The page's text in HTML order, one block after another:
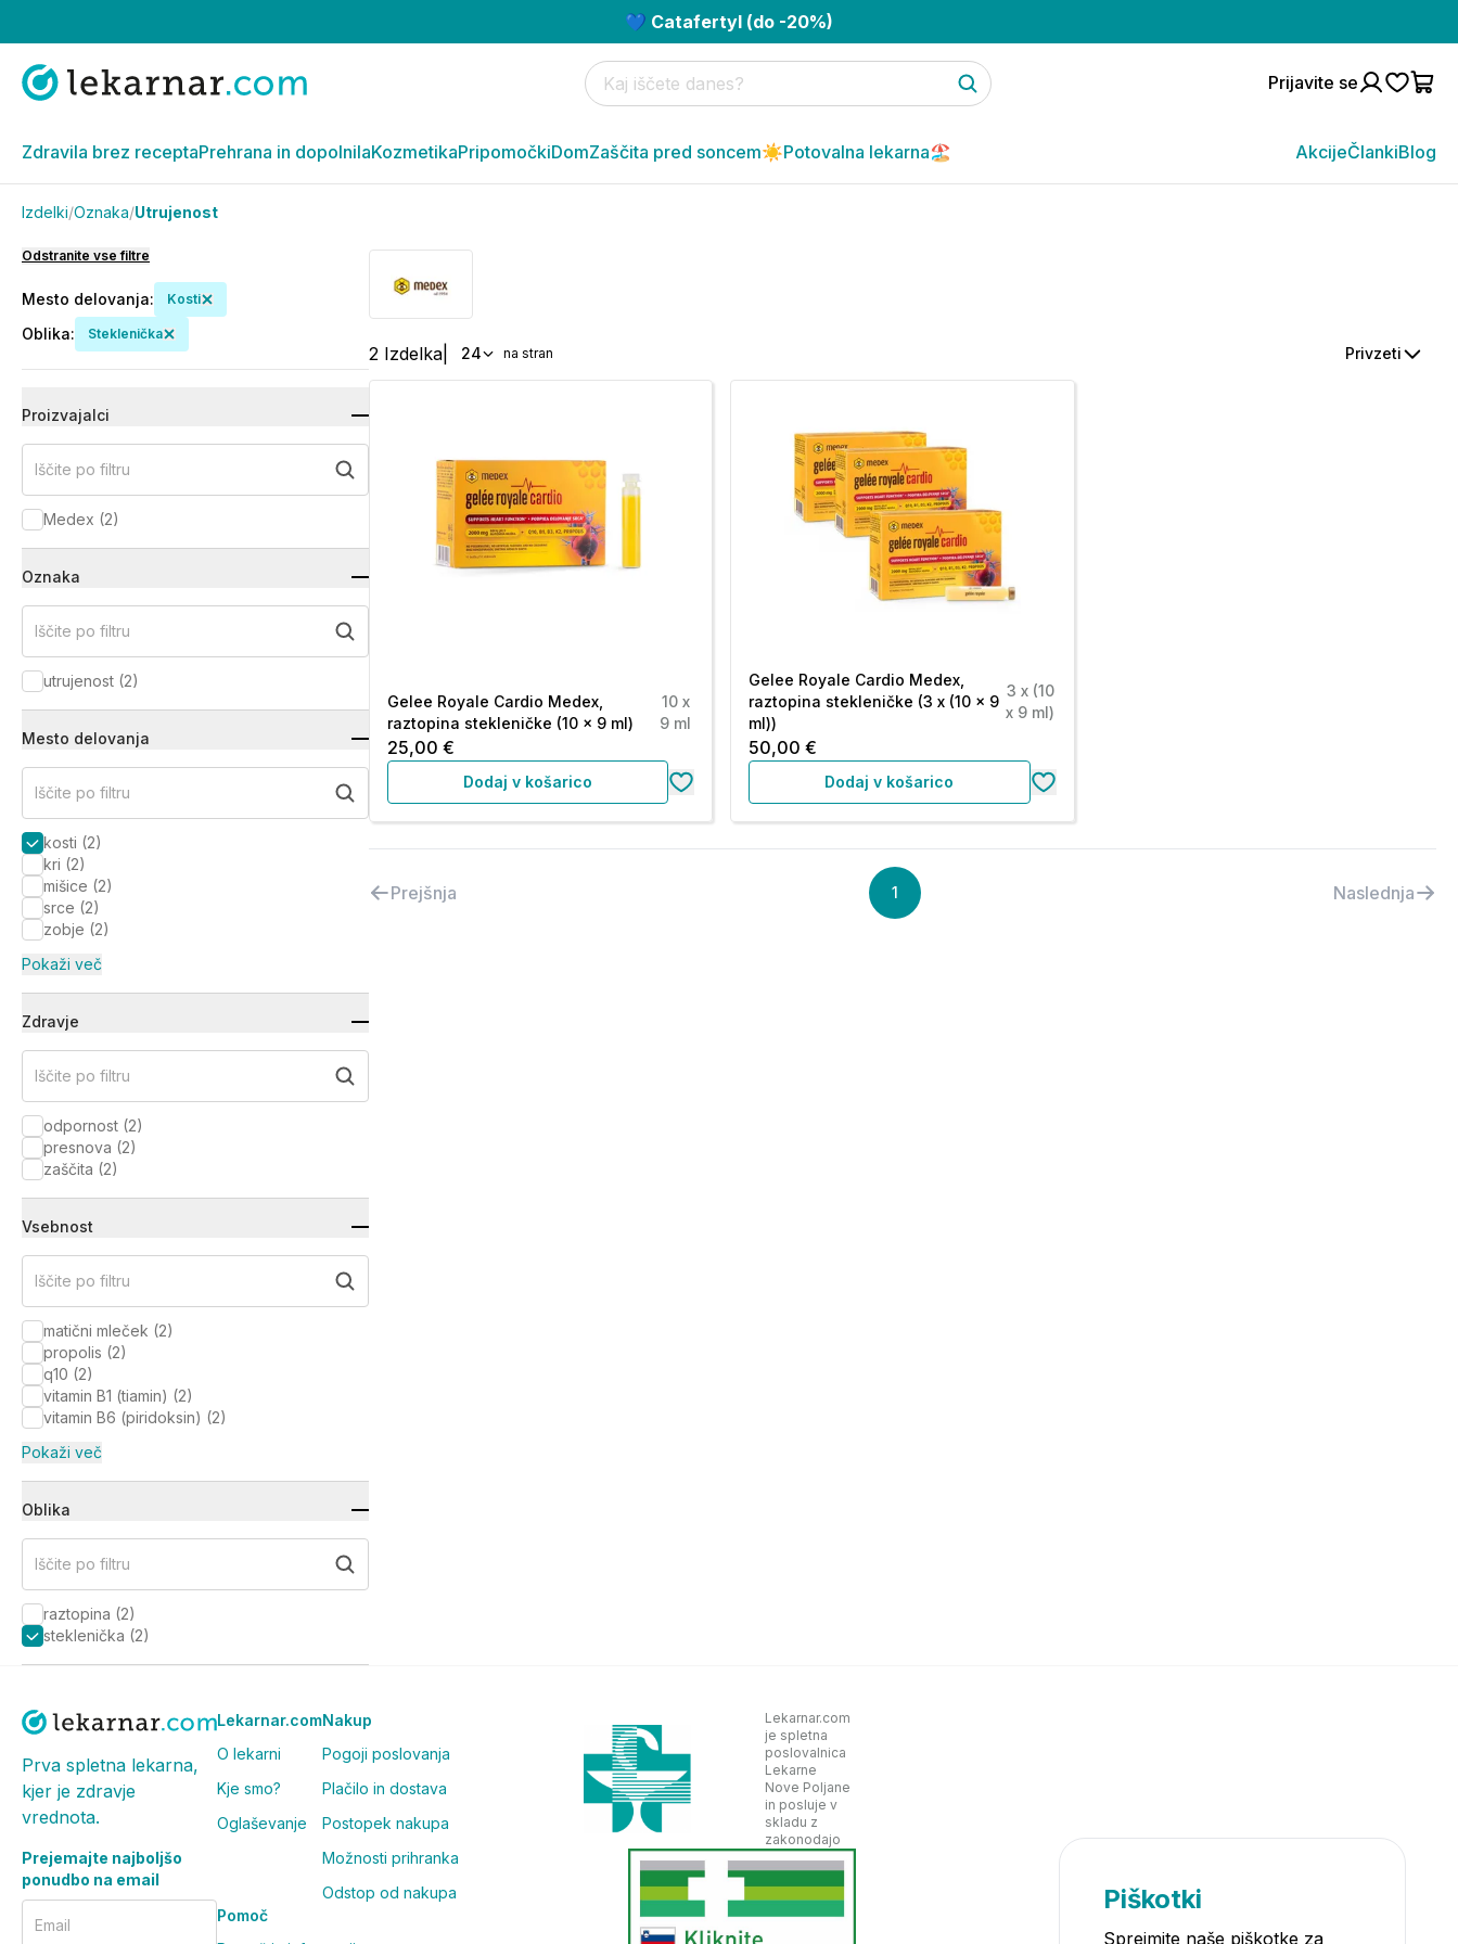
💙 Catafertyl (do -20%)
Prijavite se
Zdravila brez receptaPrehrana in dopolnilaKozmetikaPripomočkiDomZaščita pred soncem☀️Potovalna lekarna🏖️ AkcijeČlankiBlog
Izdelki/Oznaka/Utrujenost
Odstranite vse filtre
Mesto delovanja: Kosti
Oblika: Steklenička
Proizvajalci
Iščite po filtru
Medex (2)
Oznaka
Iščite po filtru
utrujenost (2)
Mesto delovanja
Iščite po filtru
kosti (2)
kri (2)
mišice (2)
srce (2)
zobje (2)
Pokaži več
Zdravje
Iščite po filtru
odpornost (2)
presnova (2)
zaščita (2)
Vsebnost
Iščite po filtru
matični mleček (2)
propolis (2)
q10 (2)
vitamin B1 (tiamin) (2)
vitamin B6 (piridoksin) (2)
Pokaži več
Oblika
Iščite po filtru
raztopina (2)
steklenička (2)
2 Izdelka 24 na stran Privzeti
Gelee Royale Cardio Medex,
raztopina stekleničke (10 x 9 ml)
10 x
9 ml
25,00 €
Dodaj v košarico
Gelee Royale Cardio Medex,
raztopina stekleničke (3 x (10 x 9
ml))
3 x (10
x 9 ml)
50,00 €
Dodaj v košarico
Prejšnja 1 Naslednja
Prva spletna lekarna,
kjer je zdravje
vrednota.
Prejemajte najboljšo
ponudbo na email
Email
Lekarnar.com
O lekarni
Kje smo?
Oglaševanje
Nakup
Pogoji poslovanja
Plačilo in dostava
Postopek nakupa
Možnosti prihranka
Odstop od nakupa
Pomoč
Lekarnar.com
je spletna
poslovalnica
Lekarne
Nove Poljane
in posluje v
skladu z
zakonodajo
Piškotki
Sprejmite naše piškotke za